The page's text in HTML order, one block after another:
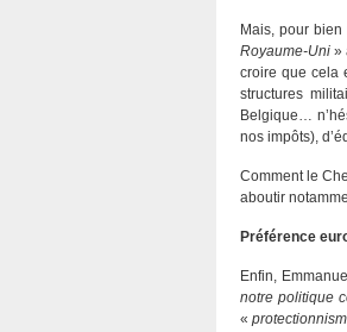
Mais, pour
Royaume-Uni »
croire que cela
structures
Belgique…
nos impôts),
Comment le
aboutir
Préférence
Enfin,
notre politique
«